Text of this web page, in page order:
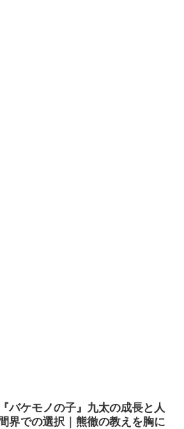
『バケモノの子』九太の成長と人
間界での選択｜熊徹の教えを胸に